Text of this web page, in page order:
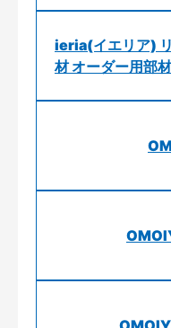
ieria(イエリア)
材 オーダー用部材